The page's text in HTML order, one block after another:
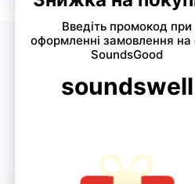
Бесплатная доставка